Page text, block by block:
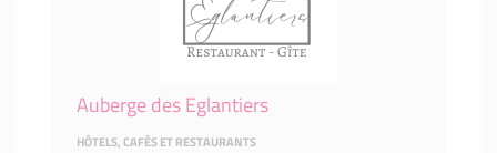
Auberge des Eglantiers
HÔTELS, CAFÉS ET RESTAURANTS